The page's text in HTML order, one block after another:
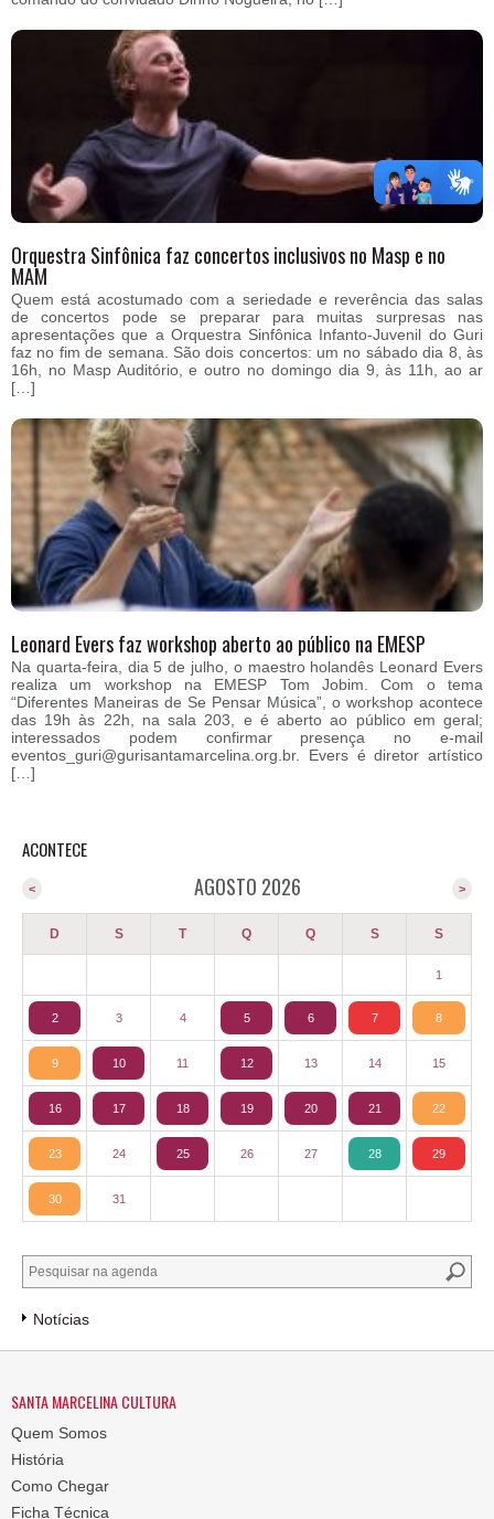
Orquestra Sinfônica faz concertos inclusivos no Masp e no
MAM
Quem está acostumado com a seriedade e reverência das salas
de concertos pode se preparar para muitas surpresas nas
apresentações que a Orquestra Sinfônica Infanto-Juvenil do Guri
faz no fim de semana. São dois concertos: um no sábado dia 8, às
16h, no Masp Auditório, e outro no domingo dia 9, às 11h, ao ar
[…]
Leonard Evers faz workshop aberto ao público na EMESP
Na quarta-feira, dia 5 de julho, o maestro holandês Leonard Evers
realiza um workshop na EMESP Tom Jobim. Com o tema
“Diferentes Maneiras de Se Pensar Música”, o workshop acontece
das 19h às 22h, na sala 203, e é aberto ao público em geral;
interessados podem confirmar presença no e-mail
eventos_guri@gurisantamarcelina.org.br. Evers é diretor artístico
[…]
ACONTECE
AGOSTO 2026 >
<
D S T Q Q S S
1
2 3 4 5 6 7 8
9 10 11 12 13 14 15
16 17 18 19 20 21 22
23 24 25 26 27 28 29
30 31
Notícias
SANTA MARCELINA CULTURA
Quem Somos
História
Como Chegar
Ficha Técnica